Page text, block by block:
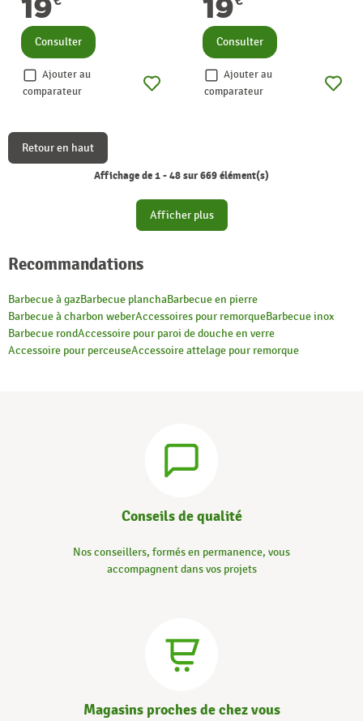
19
Consulter
Ajouter au
comparateur
19
Consulter
Ajouter au
comparateur
Retour en haut
Affichage de 1 - 48 sur 669 élément(s)
Afficher plus
Recommandations
Barbecue à gazBarbecue planchaBarbecue en pierre
Barbecue à charbon weberAccessoires pour remorqueBarbecue inox
Barbecue rondAccessoire pour paroi de douche en verre
Accessoire pour perceuseAccessoire attelage pour remorque
Conseils de qualité
Nos conseillers, formés en permanence, vous
accompagnent dans vos projets
Magasins proches de chez vous